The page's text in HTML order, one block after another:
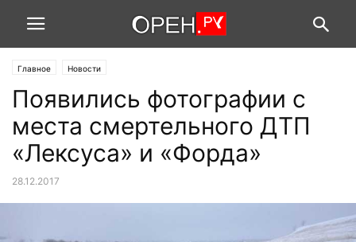
Главное Новости
Появились фотографии с
места смертельного ДТП
«Лексуса» и «Форда»
28.12.2017